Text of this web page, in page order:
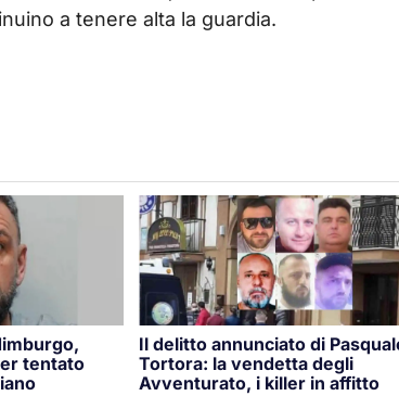
a tenere alta la guardia.
tentato
Il delitto annunciato di
Tortora: la vendetta degli
Avventurato, i killer in affitto